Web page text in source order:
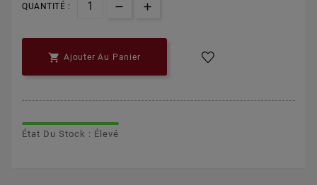
QUANTITÉ :
 Ajouter Au Panier
État Du Stock : Élevé